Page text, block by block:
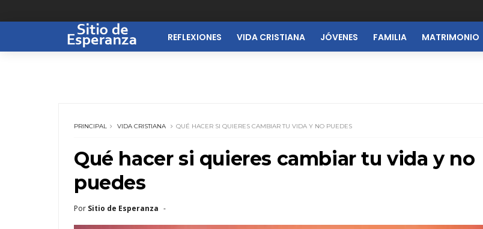
REFLEXIONES VIDA CRISTIANA JÓVENES FAMILIA MATRIMONIO
PRINCIPAL VIDA CRISTIANA QUÉ HACER SI QUIERES CAMBIAR TU VIDA Y NO PUEDES
Qué hacer si quieres cambiar tu vida y no
puedes
Por Sitio de Esperanza